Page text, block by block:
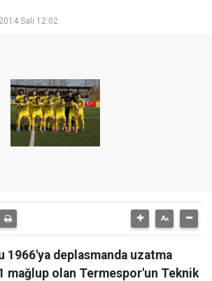
Salı 12:02
1966'ya deplasmanda uzatma
mağlup olan Termespor'un Teknik